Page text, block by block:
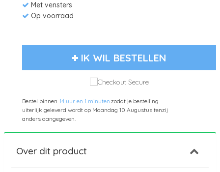
Met vensters
Op voorraad
IK WIL BESTELLEN
Bestel binnen 14 uur en 1 minutenzodat je bestelling
uiterlijk geleverd wordt op Maandag 10 Augustus tenzij
anders aangegeven.
Over dit product